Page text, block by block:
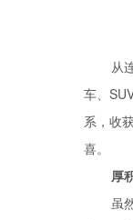
从
车、
系，收
喜。
厚
虽